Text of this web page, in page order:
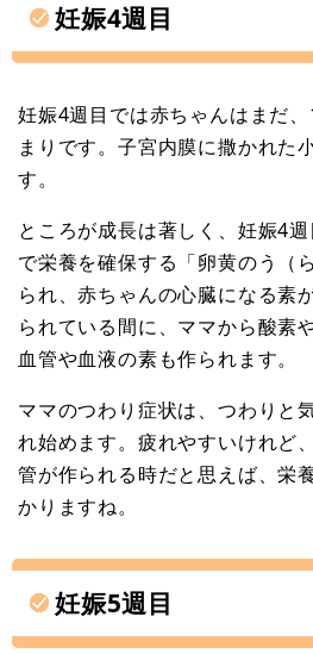
妊娠4週目
妊娠4週目では赤ちゃんはまだ
まりです。子宮内膜に撒かれた
す。
ところが成長は著しく、妊娠4
で栄養を確保する「卵黄のう（
られ、赤ちゃんの心臓になる素
られている間に、ママから酸素
血管や血液の素も作られます。
ママのつわり症状は、つわりと
れ始めます。疲れやすいけれど
管が作られる時だと思えば、栄
かりますね。
妊娠5週目